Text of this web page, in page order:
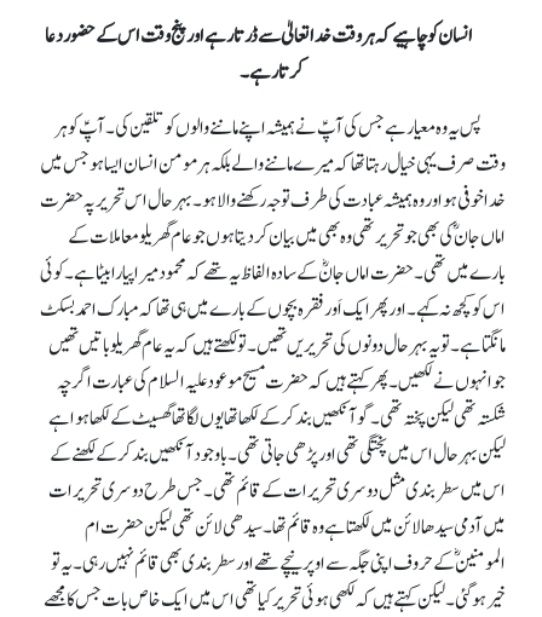
انسان کو چاہیے کہ ہر وقت خدا تعالیٰ سے ڈرتا رہے اور پنج وقت اس کے حضور دعا
کرتا رہے۔
پس یہ وہ معیار ہے جس کی آپؑ نے ہمیشہ اپنے ماننے والوں کو تلقین کی۔آپؑ کو ہر
وقت صرف یہی خیال رہتا تھا کہ میرے ماننے والے بلکہ ہر مومن انسان ایسا ہو جس میں
خدا خوفی ہو اور وہ ہمیشہ عبادت کی طرف توجہ رکھنے والا ہو۔ بہرحال اس تحریر پہ حضرت
اماں جان ؓکی بھی جو تحریر تھی وہ بھی میں بیان کر دیتا ہوں جو عام گھریلو معاملات کے
بارے میں تھی۔ حضرت اماں جانؓ کے سادہ الفاظ یہ تھے کہ محمود میرا پیارا بیٹا ہے۔کوئی
اس کو کچھ نہ کہے۔ اور پھر ایک اَور فقرہ بچوں کے بارے میں ہی تھا کہ مبارک احمد بسکٹ
مانگتا ہے۔ تو یہ بہرحال دونوں کی تحریریں تھیں۔ تو لکھتے ہیں کہ یہ عام گھریلو باتیں تھیں
جو انہوں نے لکھیں۔ پھر کہتے ہیں کہ حضرت مسیح موعود علیہ السلام کی عبارت اگرچہ
شکستہ تھی لیکن پختہ تھی۔ گو آنکھیں بند کر کے لکھا تھا یوں لگا تھاگھسیٹ کے لکھا ہوا ہے
لیکن بہرحال اس میں پختگی تھی اور پڑھی جاتی تھی۔ باوجود آنکھیں بند کر کے لکھنے کے
اس میں سطر بندی مثل دوسری تحریرات کے قائم تھی۔ جس طرح دوسری تحریرات
میں آدمی سیدھا لائن میں لکھتا ہے وہ قائم تھا۔ سیدھی لائن تھی لیکن حضرت ام
المومنینؓ کے حروف اپنی جگہ سے اوپر نیچے تھے اور سطر بندی بھی قائم نہیں رہی۔ یہ تو
خیر ہو گئی۔ لیکن کہتے ہیں کہ لکھی ہوئی تحریر کیا تھی اس میں ایک خاص بات جس کا مجھے